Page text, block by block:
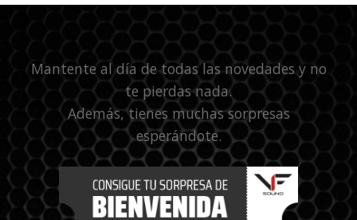
Mantente al día de todas las novedades y no
te pierdas nada.
Además, tienes muchas sorpresas
esperándote.